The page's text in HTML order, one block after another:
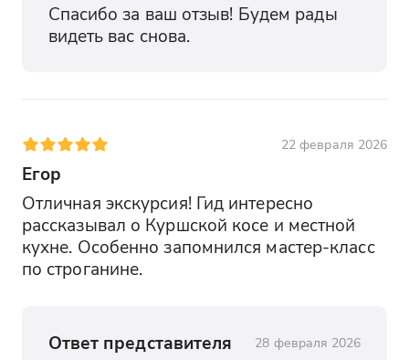
Спасибо за ваш отзыв! Будем рады
видеть вас снова.
22 февраля 2026
Егор
Отличная экскурсия! Гид интересно
рассказывал о Куршской косе и местной
кухне. Особенно запомнился мастер-класс
по строганине.
Ответ представителя
28 февраля 2026